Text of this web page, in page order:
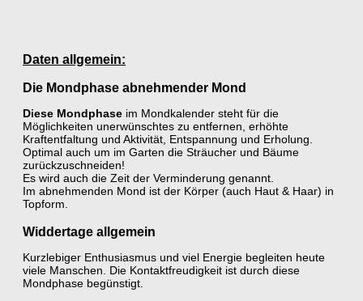
Daten allgemein:
Die Mondphase abnehmender Mond
Diese Mondphase im Mondkalender steht für die
Möglichkeiten unerwünschtes zu entfernen, erhöhte
Kraftentfaltung und Aktivität, Entspannung und Erholung.
Optimal auch um im Garten die Sträucher und Bäume
zurückzuschneiden!
Es wird auch die Zeit der Verminderung genannt.
Im abnehmenden Mond ist der Körper (auch Haut & Haar) in
Topform.
Widdertage allgemein
Kurzlebiger Enthusiasmus und viel Energie begleiten heute
viele Manschen. Die Kontaktfreudigkeit ist durch diese
Mondphase begünstigt.